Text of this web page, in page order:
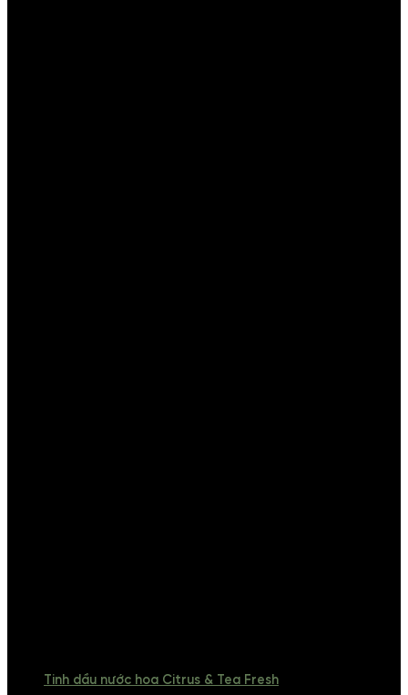
Tinh dầu nước hoa Citrus & Tea Fresh